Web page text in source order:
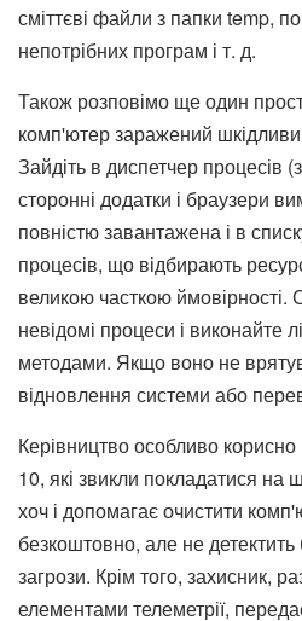
сміттєві файли з папки temp,
непотрібних програм і т. д.
Також розповімо ще один
комп'ютер заражений
Зайдіть в диспетчер процесів
сторонні додатки і браузери
повністю завантажена і в
процесів, що відбирають
великою часткою ймовірності.
невідомі процеси і виконайте
методами. Якщо воно не
відновлення системи або
Керівництво особливо
10, які звикли покладатися на
хоч і допомагає очистити
безкоштовно, але не детектить
загрози. Крім того, захисник,
елементами телеметрії,